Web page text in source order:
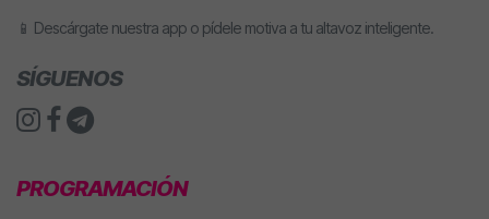
📱 Descárgate nuestra app o pídele motiva a tu altavoz inteligente.
SÍGUENOS
PROGRAMACIÓN